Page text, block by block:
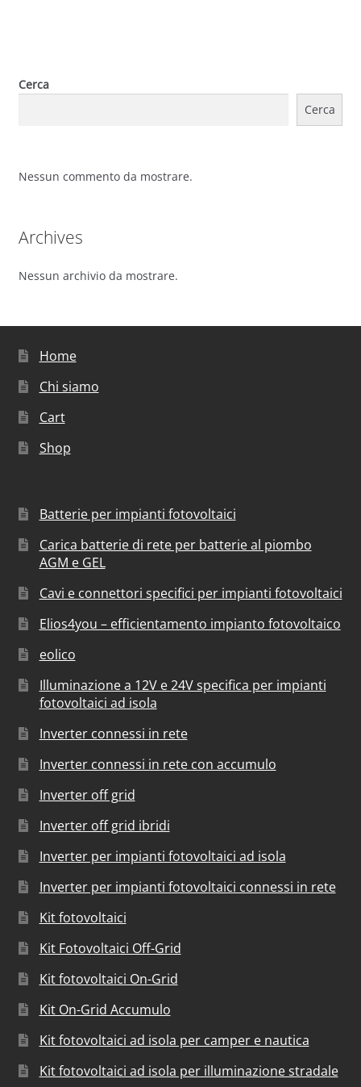
Cerca
Cerca
Nessun commento da mostrare.
Archives
Nessun archivio da mostrare.
Home
Chi siamo
Cart
Shop
Batterie per impianti fotovoltaici
Carica batterie di rete per batterie al piombo
AGM e GEL
Cavi e connettori specifici per impianti fotovoltaici
Elios4you – efficientamento impianto fotovoltaico
eolico
Illuminazione a 12V e 24V specifica per impianti
fotovoltaici ad isola
Inverter connessi in rete
Inverter connessi in rete con accumulo
Inverter off grid
Inverter off grid ibridi
Inverter per impianti fotovoltaici ad isola
Inverter per impianti fotovoltaici connessi in rete
Kit fotovoltaici
Kit Fotovoltaici Off-Grid
Kit fotovoltaici On-Grid
Kit On-Grid Accumulo
Kit fotovoltaici ad isola per camper e nautica
Kit fotovoltaici ad isola per illuminazione stradale